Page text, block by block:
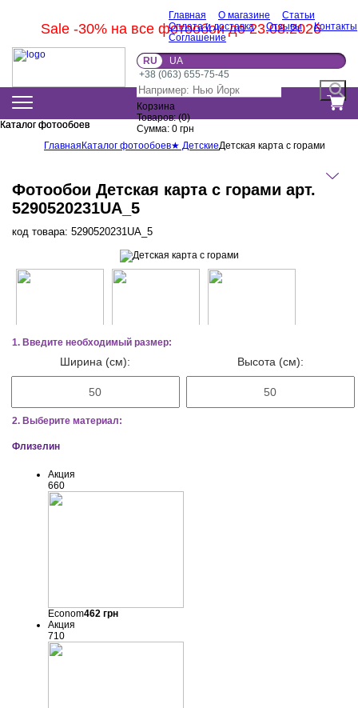
Sale -30% на все фотообои до 23.08.2026
Главная О магазине
Статьи
Оплата и доставка
Отзывы
Контакты
Соглашение
RU
UA
+38 (063) 655-75-45
Корзина
Товаров:(0)
Сумма: 0 грн
Каталог фотообоев
Каталог фотообоев
Главная Каталог фотообоев★ ДетскиеДетская карта с горами
Фотообои Детская карта с горами арт.
5290520231UA_5
код товара: 5290520231UA_5
1. Введите необходимый размер:
Ширина (см): Высота (см):
2. Выберите материал:
Флизелин
Акция
660
Econom462грн
Акция
710